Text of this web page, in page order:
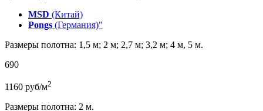
MSD (Китай)
Pongs (Германия)"
Размеры полотна: 1,5 м; 2 м; 2,7 м; 3,2 м; 4 м, 5 м.
690
1160 руб/м2
Размеры полотна: 2 м.